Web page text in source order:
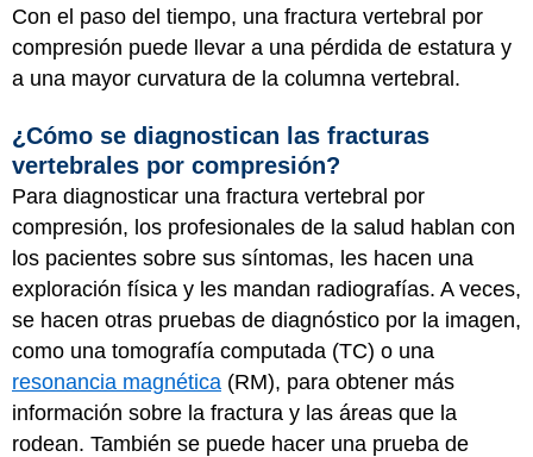
Con el paso del tiempo, una fractura vertebral por
compresión puede llevar a una pérdida de estatura y
a una mayor curvatura de la columna vertebral.
¿Cómo se diagnostican las fracturas
vertebrales por compresión?
Para diagnosticar una fractura vertebral por
compresión, los profesionales de la salud hablan con
los pacientes sobre sus síntomas, les hacen una
exploración física y les mandan radiografías. A veces,
se hacen otras pruebas de diagnóstico por la imagen,
como una tomografía computada (TC) o una
resonancia magnética (RM), para obtener más
información sobre la fractura y las áreas que la
rodean. También se puede hacer una prueba de